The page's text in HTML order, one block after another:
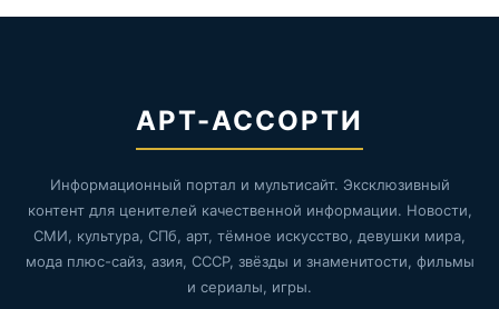
АРТ-АССОРТИ
Информационный портал и мультисайт. Эксклюзивный
контент для ценителей качественной информации. Новости,
СМИ, культура, СПб, арт, тёмное искусство, девушки мира,
мода плюс-сайз, азия, СССР, звёзды и знаменитости, фильмы
и сериалы, игры.